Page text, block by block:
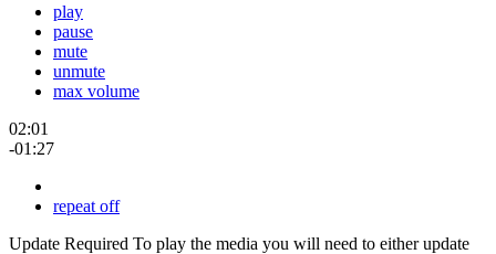
play
pause
mute
unmute
max volume
02:01
-01:27
repeat off
Update Required To play the media you will need to either update